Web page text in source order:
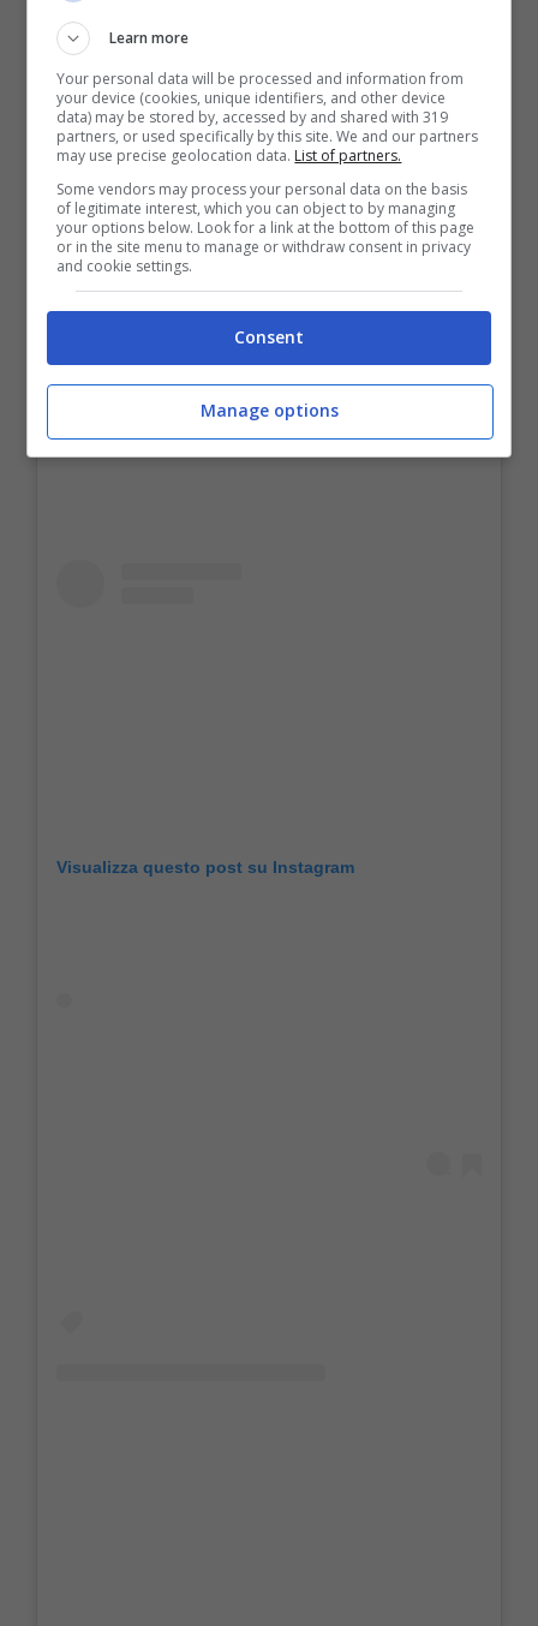
colpo di scena clamoroso peraltro
confermato dallo stesso calciatore.
Visualizza questo post su Instagram
Learn more
Your personal data will be processed and information from
your device (cookies, unique identifiers, and other device
data) may be stored by, accessed by and shared with 319
partners, or used specifically by this site. We and our partners
may use precise geolocation data. List of partners.
Some vendors may process your personal data on the basis
of legitimate interest, which you can object to by managing
your options below. Look for a link at the bottom of this page
or in the site menu to manage or withdraw consent in privacy
and cookie settings.
Consent
Manage options